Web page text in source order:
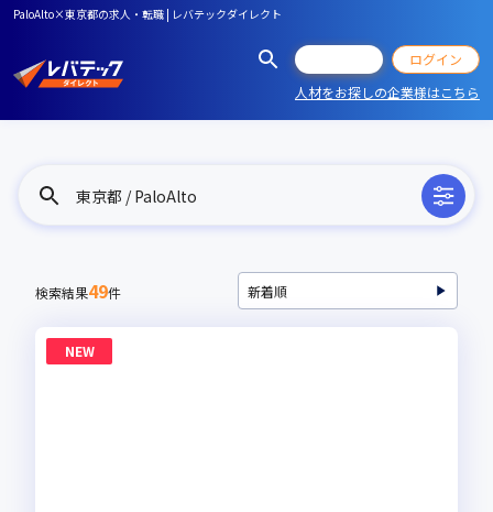
PaloAlto×東京都の求人・転職 | レバテックダイレクト
ログイン
人材をお探しの企業様はこちら
東京都 / PaloAlto
検索結果49件
NEW